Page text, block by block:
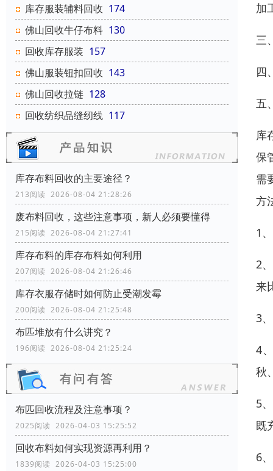
库存服装辅料回收 174
佛山回收牛仔布料 130
回收库存服装 157
佛山服装钮扣回收 143
佛山回收拉链 128
回收纺织品缝纫线 117
库存布料回收的主要途径？
213阅读 2026-08-04 21:28:26
废布料回收，这些注意事项，新人必须要懂得
215阅读 2026-08-04 21:27:41
库存布料的库存布料如何利用
207阅读 2026-08-04 21:26:46
库存衣服存储时如何防止受潮发霉
200阅读 2026-08-04 21:25:48
布匹堆放有什么讲究？
196阅读 2026-08-04 21:25:24
布匹回收流程及注意事项？
2025阅读 2026-04-03 15:25:52
回收布料如何实现资源再利用？
1839阅读 2026-04-03 15:25:00
加
三
四
五
库
保
需
方
1
2
来
3
4
秋
5
既
6